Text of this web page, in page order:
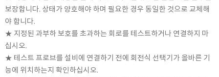
SaveCoat
Schaller (Humimeter)
SENSECA
Sensortechnikk Meinsberg
SENTEST
보장합니다. 상태가 양호해야 하며 필요한 경우 동일한 것으로 교체해
야 합니다.
★ 지정된 과부하 보호를 초과하는 회로를 테스트하거나 연결하지 마
십시오.
★ 테스트 프로브를 설비에 연결하기 전에 회전식 선택기가 올바른 기
능에 위치하는지 확인하십시오.